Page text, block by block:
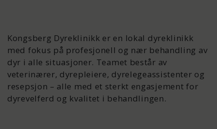
Kongsberg Dyreklinikk er en lokal dyreklinikk
med fokus på profesjonell og nær behandling av
dyr i alle situasjoner. Teamet består av
veterinærer, dyrepleiere, dyrelegeassistenter og
resepsjon – alle med et sterkt engasjement for
dyrevelferd og kvalitet i behandlingen.